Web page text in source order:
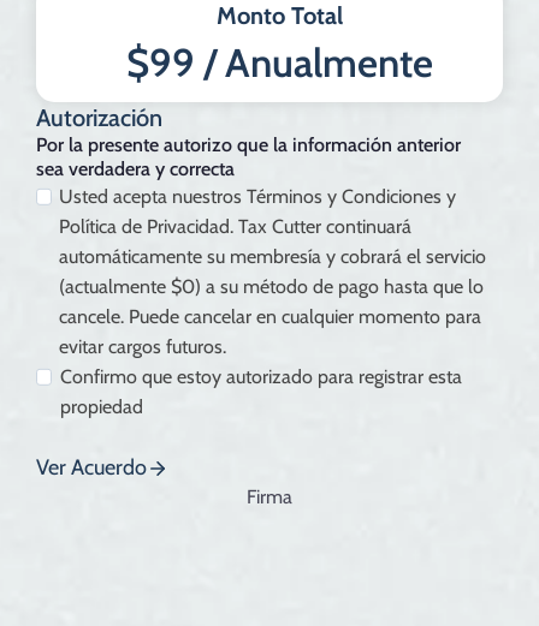
Monto Total
$99 / Anualmente
Autorización
Por la presente autorizo que la información anterior
sea verdadera y correcta
Usted acepta nuestros Términos y Condiciones y
Política de Privacidad. Tax Cutter continuará
automáticamente su membresía y cobrará el servicio
(actualmente $0) a su método de pago hasta que lo
cancele. Puede cancelar en cualquier momento para
evitar cargos futuros.
Confirmo que estoy autorizado para registrar esta
propiedad
Ver Acuerdo
Firma